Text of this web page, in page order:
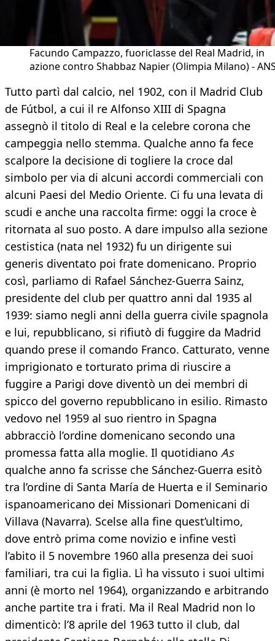
Facundo Campazzo, fuoriclasse del Real Madrid, in
azione contro Shabbaz Napier (Olimpia Milano) -
Tutto partì dal calcio, nel 1902, con il Madrid Club
de Fútbol, a cui il re Alfonso XIII di Spagna
assegnò il titolo di Real e la celebre corona che
campeggia nello stemma. Qualche anno fa fece
scalpore la decisione di togliere la croce dal
simbolo per via di alcuni accordi commerciali con
alcuni Paesi del Medio Oriente. Ci fu una levata di
scudi e anche una raccolta firme: oggi la croce è
ritornata al suo posto. A dare impulso alla sezione
cestistica (nata nel 1932) fu un dirigente sui
generis diventato poi frate domenicano. Proprio
così, parliamo di Rafael Sánchez-Guerra Sainz,
presidente del club per quattro anni dal 1935 al
1939: siamo negli anni della guerra civile spagnola
e lui, repubblicano, si rifiutò di fuggire da Madrid
quando prese il comando Franco. Catturato, venne
imprigionato e torturato prima di riuscire a
fuggire a Parigi dove diventò un dei membri di
spicco del governo repubblicano in esilio. Rimasto
vedovo nel 1959 al suo rientro in Spagna
abbracciò l’ordine domenicano secondo una
promessa fatta alla moglie. Il quotidiano As
qualche anno fa scrisse che Sánchez-Guerra esitò
tra l’ordine di Santa María de Huerta e il Seminario
ispanoamericano dei Missionari Domenicani di
Villava (Navarra). Scelse alla fine quest’ultimo,
dove entrò prima come novizio e infine vestì
l’abito il 5 novembre 1960 alla presenza dei suoi
familiari, tra cui la figlia. Lì ha vissuto i suoi ultimi
anni (è morto nel 1964), organizzando e arbitrando
anche partite tra i frati. Ma il Real Madrid non lo
dimenticò: l’8 aprile del 1963 tutto il club, dal